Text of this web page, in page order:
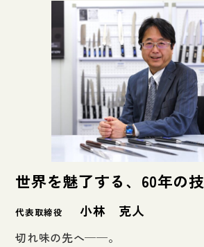
世界を魅了する、60年の技
代表取締役 小林 克人
切れ味の先へ──。